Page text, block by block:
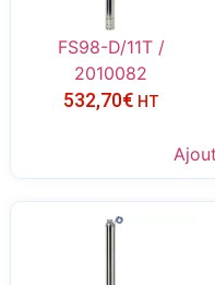
FS98-D/11T /
2010082
532,70€ HT